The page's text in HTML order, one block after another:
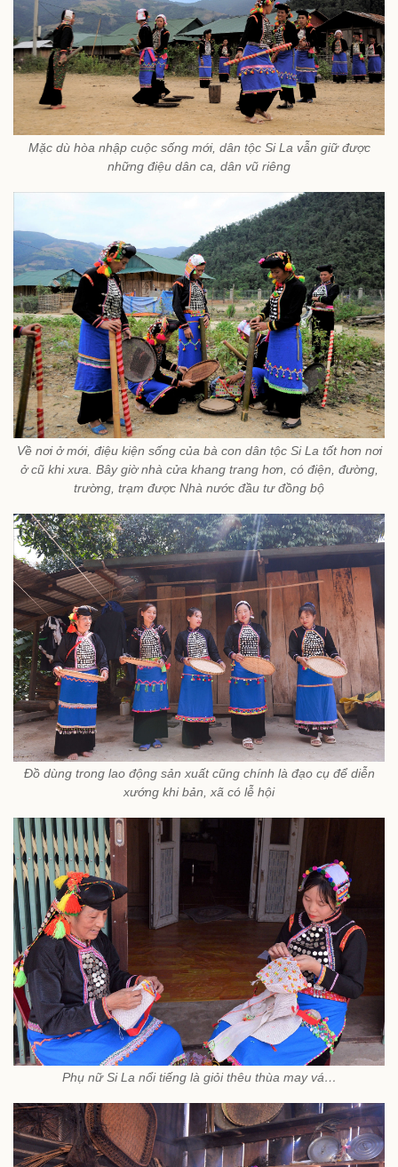
Mặc dù hòa nhập cuộc sống mới, dân tộc Si La vẫn giữ được
những điệu dân ca, dân vũ riêng
Về nơi ở mới, điệu kiện sống của bà con dân tộc Si La tốt hơn nơi
ở cũ khi xưa. Bây giờ nhà cửa khang trang hơn, có điện, đường,
trường, trạm được Nhà nước đầu tư đồng bộ
Đồ dùng trong lao động sản xuất cũng chính là đạo cụ để diễn
xướng khi bản, xã có lễ hội
Phụ nữ Si La nổi tiếng là giỏi thêu thùa may vá…